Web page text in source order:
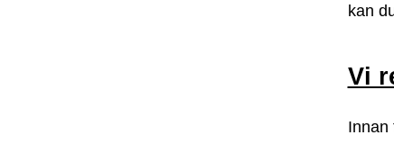
kan
Vi
Innan